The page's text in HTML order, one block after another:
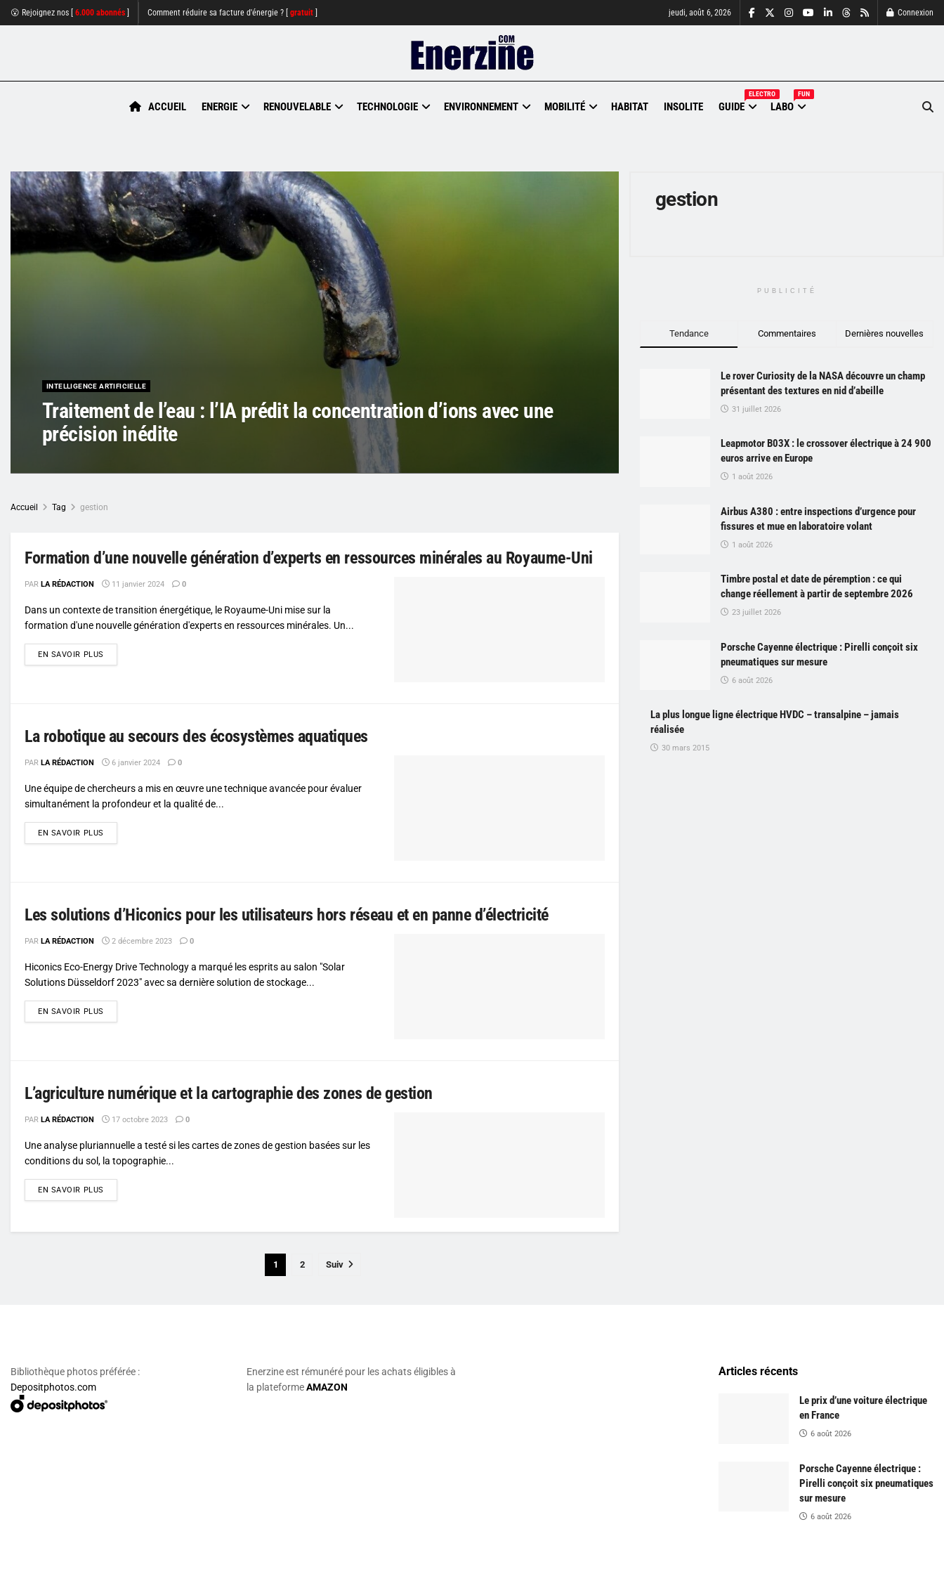
😮 Rejoignez nos [ 6.000 abonnés Comment réduire sa facture d'énergie ? [ gratuit jeudi, août 6, 2026 Connexion
ACCUEIL ENERGIE RENOUVELABLE TECHNOLOGIE ENVIRONNEMENT MOBILITÉ HABITAT INSOLITE GUIDE
ELECTRO
LABO
FUN
INTELLIGENCE ARTIFICIELLE
Traitement de l’eau : l’IA prédit la concentration d’ions avec une
précision inédite
Accueil Tag gestion
Formation d’une nouvelle génération d’experts en ressources minérales au Royaume-Uni
PAR LA RÉDACTION 11 janvier 2024 0
Dans un contexte de transition énergétique, le Royaume-Uni mise sur la
formation d'une nouvelle génération d'experts en ressources minérales. Un...
EN SAVOIR PLUS
La robotique au secours des écosystèmes aquatiques
PAR LA RÉDACTION 6 janvier 2024 0
Une équipe de chercheurs a mis en œuvre une technique avancée pour évaluer
simultanément la profondeur et la qualité de...
EN SAVOIR PLUS
Les solutions d’Hiconics pour les utilisateurs hors réseau et en panne d’électricité
PAR LA RÉDACTION 2 décembre 2023 0
Hiconics Eco-Energy Drive Technology a marqué les esprits au salon "Solar
Solutions Düsseldorf 2023" avec sa dernière solution de stockage...
EN SAVOIR PLUS
L’agriculture numérique et la cartographie des zones de gestion
PAR LA RÉDACTION 17 octobre 2023 0
Une analyse pluriannuelle a testé si les cartes de zones de gestion basées sur les
conditions du sol, la topographie...
EN SAVOIR PLUS
1 2 Suiv
gestion
PUBLICITÉ
Tendance Commentaires Dernières nouvelles
Le rover Curiosity de la NASA découvre un champ
présentant des textures en nid d’abeille
31 juillet 2026
Leapmotor B03X : le crossover électrique à 24 900
euros arrive en Europe
1 août 2026
Airbus A380 : entre inspections d’urgence pour
fissures et mue en laboratoire volant
1 août 2026
Timbre postal et date de péremption : ce qui
change réellement à partir de septembre 2026
23 juillet 2026
Porsche Cayenne électrique : Pirelli conçoit six
pneumatiques sur mesure
6 août 2026
La plus longue ligne électrique HVDC – transalpine – jamais
réalisée
30 mars 2015
Bibliothèque photos préférée :
Depositphotos.com
Enerzine est rémunéré pour les achats éligibles à
la plateformeAMAZON
Articles récents
Le prix d’une voiture électrique
en France
6 août 2026
Porsche Cayenne électrique :
Pirelli conçoit six pneumatiques
sur mesure
6 août 2026